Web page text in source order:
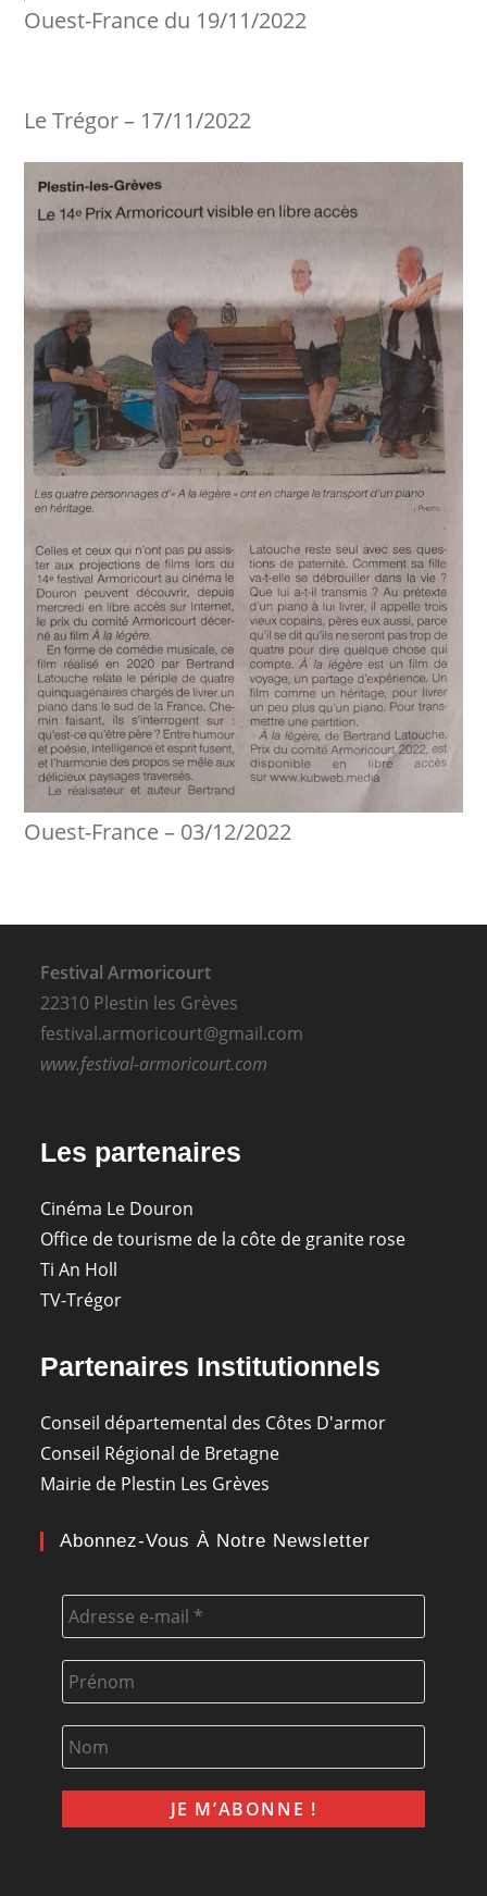
Ouest-France du 19/11/2022
Le Trégor – 17/11/2022
Ouest-France – 03/12/2022
Festival Armoricourt
22310 Plestin les Grèves
festival.armoricourt@gmail.com
www.festival-armoricourt.com
Les partenaires
Cinéma Le Douron
Office de tourisme de la côte de granite rose
Ti An Holl
TV-Trégor
Partenaires Institutionnels
Conseil départemental des Côtes D'armor
Conseil Régional de Bretagne
Mairie de Plestin Les Grèves
Abonnez-Vous À Notre Newsletter